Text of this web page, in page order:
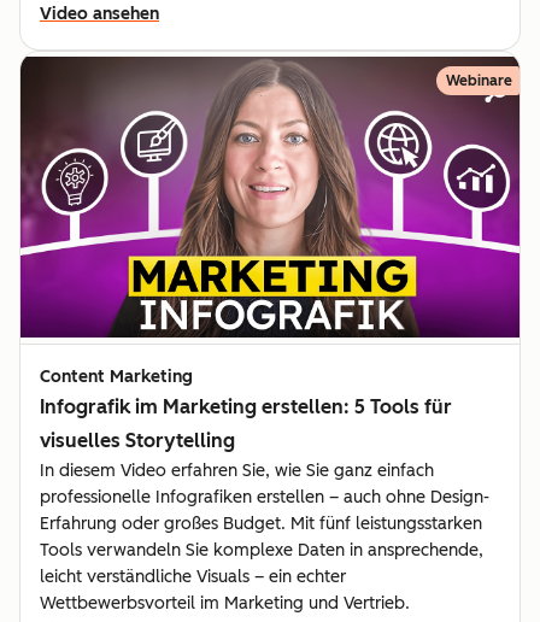
Video ansehen
Webinare
Content Marketing
Infografik im Marketing erstellen: 5 Tools für
visuelles Storytelling
In diesem Video erfahren Sie, wie Sie ganz einfach
professionelle Infografiken erstellen – auch ohne Design-
Erfahrung oder großes Budget. Mit fünf leistungsstarken
Tools verwandeln Sie komplexe Daten in ansprechende,
leicht verständliche Visuals – ein echter
Wettbewerbsvorteil im Marketing und Vertrieb.